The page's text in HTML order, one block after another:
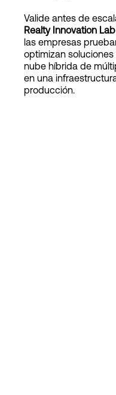
Login
Valide antes de
Realty Innovation
las empresas
optimizan soluciones
nube híbrida de
en una
producción.